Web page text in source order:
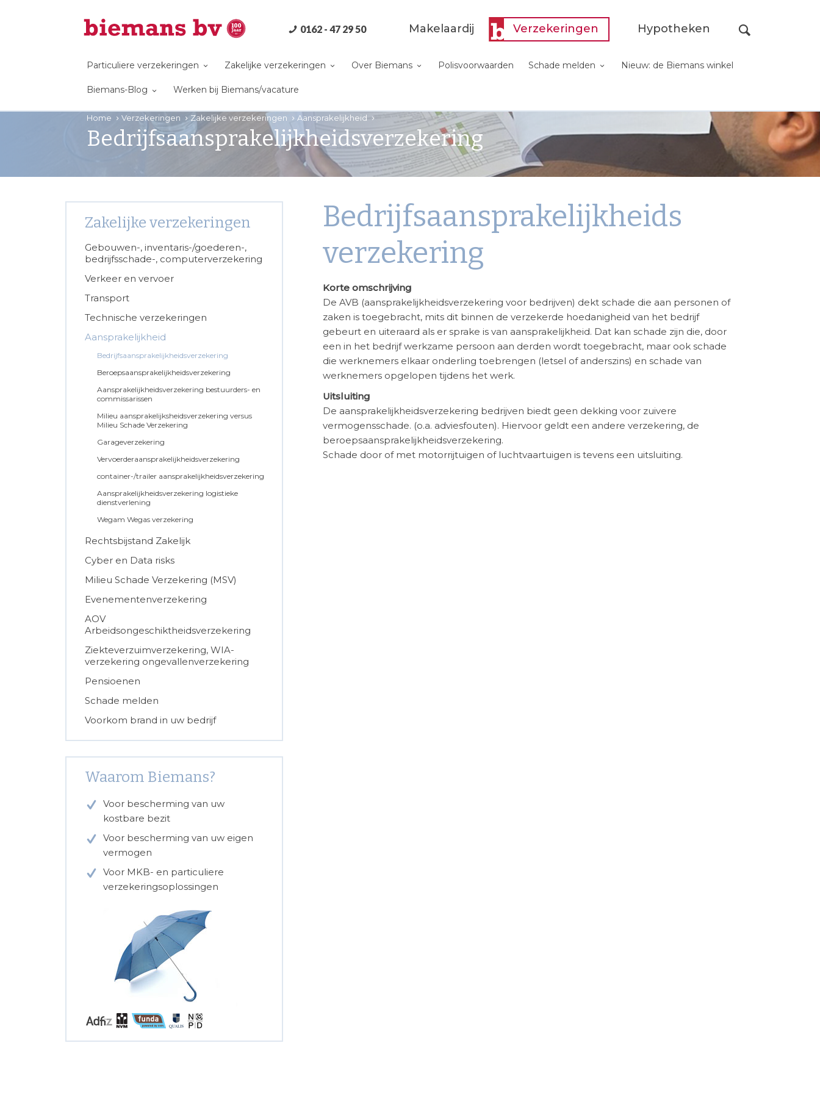
0162 - 47 29 50 Makelaardij Verzekeringen Hypotheken
Particuliere verzekeringen Zakelijke verzekeringen Over Biemans Polisvoorwaarden Schade melden Nieuw: de Biemans winkel
Biemans-Blog Werken bij Biemans/vacature
Home Verzekeringen Zakelijke verzekeringen Aansprakelijkheid
Bedrijfsaansprakelijkheidsverzekering
Zakelijke verzekeringen
Gebouwen-, inventaris-/goederen-,
bedrijfsschade-, computerverzekering
Verkeer en vervoer
Transport
Technische verzekeringen
Aansprakelijkheid
Bedrijfsaansprakelijkheidsverzekering
Beroepsaansprakelijkheidsverzekering
Aansprakelijkheidsverzekering bestuurders- en
commissarissen
Milieu aansprakelijksheidsverzekering versus
Milieu Schade Verzekering
Garageverzekering
Vervoerderaansprakelijkheidsverzekering
container-/trailer aansprakelijkheidsverzekering
Aansprakelijkheidsverzekering logistieke
dienstverlening
Wegam Wegas verzekering
Rechtsbijstand Zakelijk
Cyber en Data risks
Milieu Schade Verzekering (MSV)
Evenementenverzekering
AOV
Arbeidsongeschiktheidsverzekering
Ziekteverzuimverzekering, WIA-
verzekering ongevallenverzekering
Pensioenen
Schade melden
Voorkom brand in uw bedrijf
Waarom Biemans?
Voor bescherming van uw
kostbare bezit
Voor bescherming van uw eigen
vermogen
Voor MKB- en particuliere
verzekeringsoplossingen
Bedrijfsaansprakelijkheids
verzekering
Korte omschrijving
De AVB (aansprakelijkheidsverzekering voor bedrijven) dekt schade die aan personen of
zaken is toegebracht, mits dit binnen de verzekerde hoedanigheid van het bedrijf
gebeurt en uiteraard als er sprake is van aansprakelijkheid. Dat kan schade zijn die, door
een in het bedrijf werkzame persoon aan derden wordt toegebracht, maar ook schade
die werknemers elkaar onderling toebrengen (letsel of anderszins) en schade van
werknemers opgelopen tijdens het werk.
Uitsluiting
De aansprakelijkheidsverzekering bedrijven biedt geen dekking voor zuivere
vermogensschade. (o.a. adviesfouten). Hiervoor geldt een andere verzekering, de
beroepsaansprakelijkheidsverzekering.
Schade door of met motorrijtuigen of luchtvaartuigen is tevens een uitsluiting.